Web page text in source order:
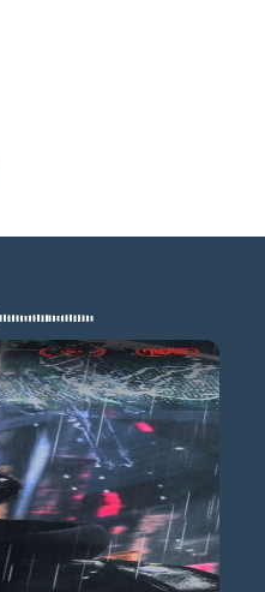
mer 05/08
21h00